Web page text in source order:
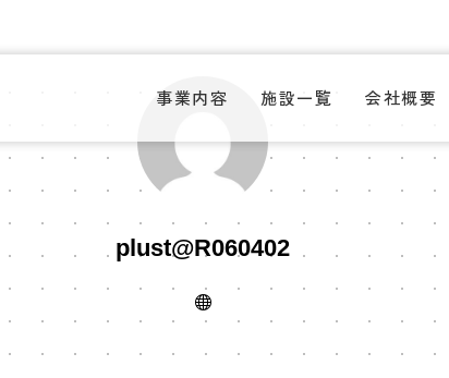
事業内容 施設一覧 会社概要
plust@R060402